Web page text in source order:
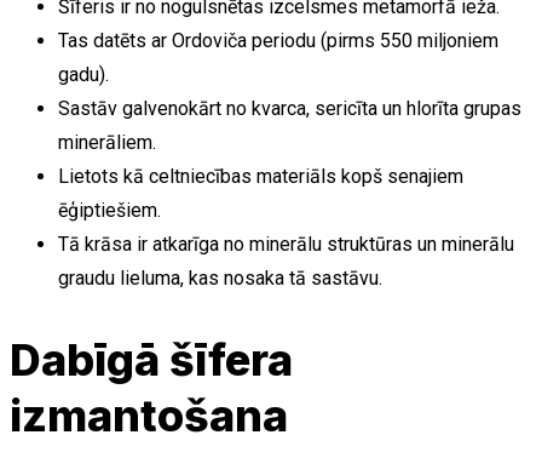
Šīferis ir no nogulsnētas izcelsmes metamorfā ieža.
Tas datēts ar Ordoviča periodu (pirms 550 miljoniem
gadu).
Sastāv galvenokārt no kvarca, sericīta un hlorīta grupas
minerāliem.
Lietots kā celtniecības materiāls kopš senajiem
ēģiptiešiem.
Tā krāsa ir atkarīga no minerālu struktūras un minerālu
graudu lieluma, kas nosaka tā sastāvu.
Dabīgā šīfera
izmantošana